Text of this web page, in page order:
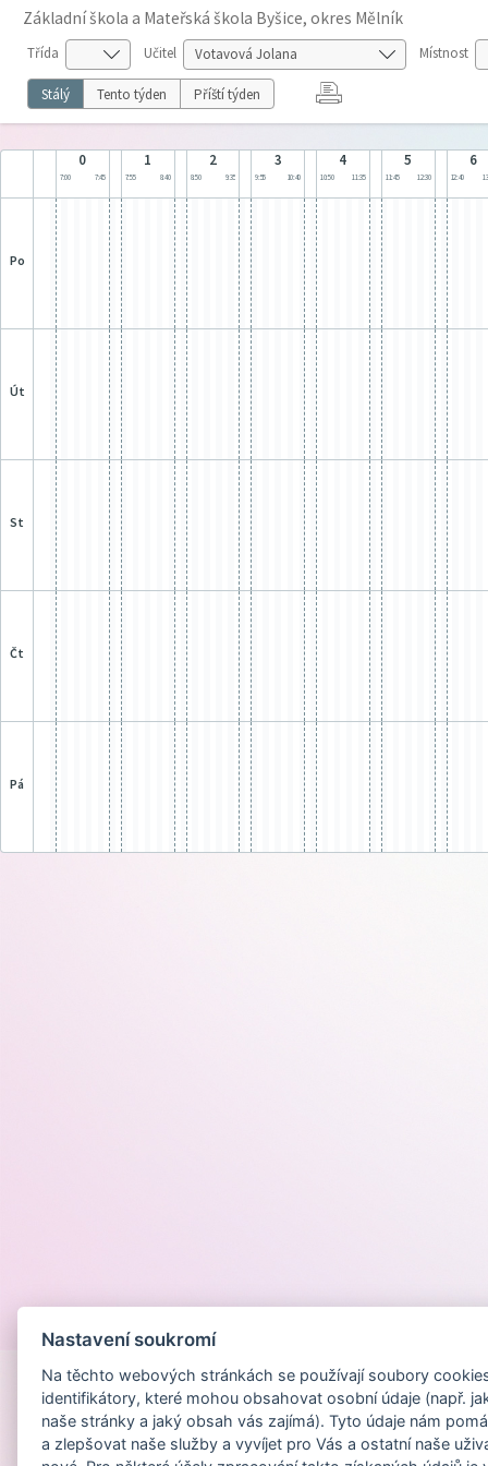
Základní škola a Mateřská škola Byšice, okres Mělník
Třída Učitel Místnost
Stálý Tento týden Příští týden
0
7:00 7:45
1
7:55 8:40
2
8:50 9:35
3
9:55 10:40
4
10:50 11:35
5
11:45 12:30
6
12:40
po
út
st
čt
pá
Nastavení soukromí
Na těchto webových stránkách se používají soubory
identifikátory, které mohou obsahovat osobní údaje (např.
naše stránky a jaký obsah vás zajímá). Tyto údaje nám
a zlepšovat naše služby a vyvíjet pro Vás a ostatní naše